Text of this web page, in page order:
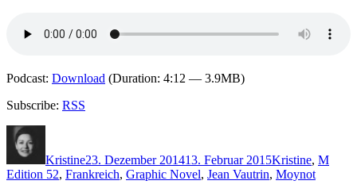
Podcast: Download (Duration: 4:12 — 3.9MB)
Subscribe: RSS
Kristine23. Dezember 201413. Februar 2015Kristine, M
Edition 52, Frankreich, Graphic Novel, Jean Vautrin, Moynot